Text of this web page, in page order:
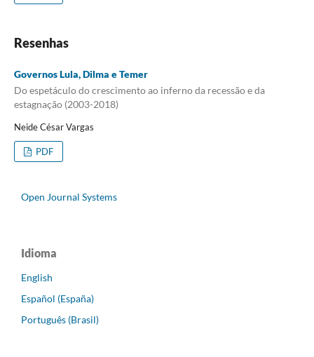
Resenhas
Governos Lula, Dilma e Temer
Do espetáculo do crescimento ao inferno da recessão e da
estagnação (2003-2018)
Neide César Vargas
PDF
Open Journal Systems
Idioma
English
Español (España)
Português (Brasil)